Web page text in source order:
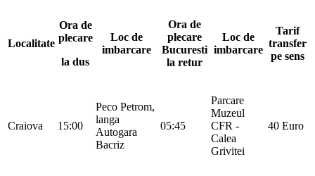
Localitate
Ora de
plecare
la dus
Loc de
imbarcare
Ora de
plecare
Bucuresti
la retur
Loc de
imbarcare
Tarif
transfer
pe sens
Craiova 15:00
Peco Petrom,
langa
Autogara
Bacriz
05:45
Parcare
Muzeul
CFR -
Calea
Grivitei
40 Euro